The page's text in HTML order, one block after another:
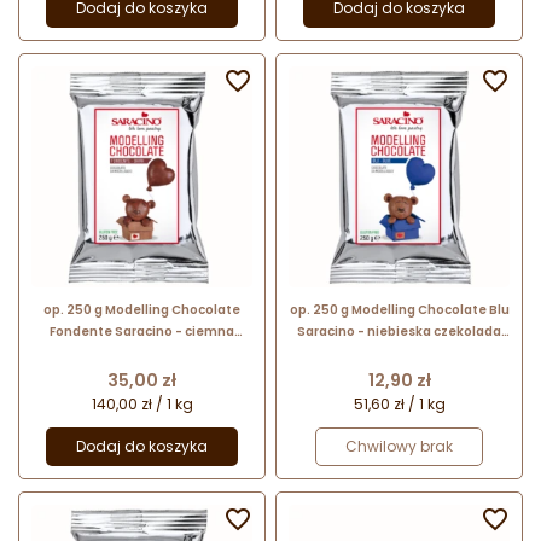
Dodaj do koszyka Dodaj do koszyka
op. 250 g Modelling Chocolate
Fondente Saracino - ciemna
masa do modelowania na bazie
czekolady
Cena
35,00 zł
140,00 zł / 1 kg
Dodaj do koszyka

op. 250 g Modelling Chocolate Blu
Saracino - niebieska czekolada
modelowania na bazie czekolady
Cena
12,90 zł
51,60 zł / 1 kg
Chwilowy brak

 